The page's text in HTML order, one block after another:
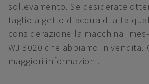
sollevamento. Se desiderate
taglio a getto d'acqua di alta
considerazione la macchina
WJ 3020 che abbiamo in
maggiori informazioni.